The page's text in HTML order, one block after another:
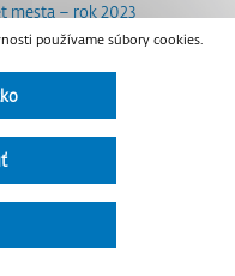
mesta – rok 2023
mesta – rok 2024
a výdavky na štátnu reklamu
dlžníkov
používame súbory cookies.